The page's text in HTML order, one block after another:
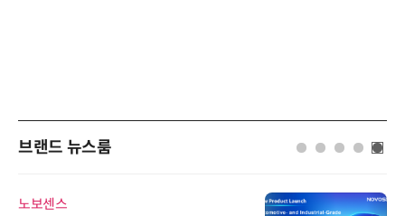
브랜드 뉴스룸
노보센스